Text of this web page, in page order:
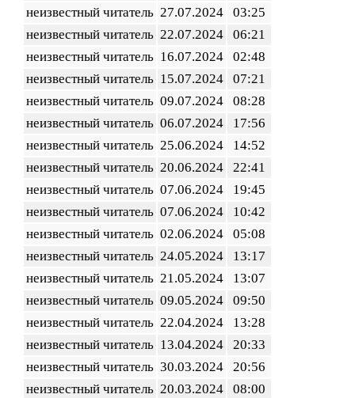
неизвестный читатель 27.07.2024
03:25
неизвестный читатель 22.07.2024
06:21
неизвестный читатель 16.07.2024
02:48
неизвестный читатель 15.07.2024
07:21
неизвестный читатель 09.07.2024
08:28
неизвестный читатель 06.07.2024
17:56
неизвестный читатель 25.06.2024
14:52
неизвестный читатель 20.06.2024
22:41
неизвестный читатель 07.06.2024
19:45
неизвестный читатель 07.06.2024
10:42
неизвестный читатель 02.06.2024
05:08
неизвестный читатель 24.05.2024
13:17
неизвестный читатель 21.05.2024
13:07
неизвестный читатель 09.05.2024
09:50
неизвестный читатель 22.04.2024
13:28
неизвестный читатель 13.04.2024
20:33
неизвестный читатель 30.03.2024
20:56
неизвестный читатель 20.03.2024
08:00